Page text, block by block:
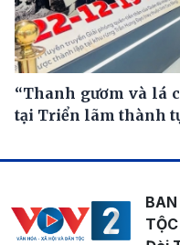
“Thanh gươm và lá
tại Triển lãm thành
TỘC